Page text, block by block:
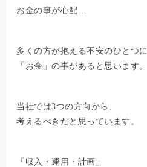
お金の事が心配…
多くの方が抱える不安のひとつに
「お金」の事があると思います。
当社では3つの方向から、
考えるべきだと思っています。
「収入・運用・計画」